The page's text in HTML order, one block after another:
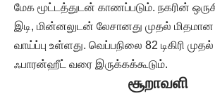
மேக மூட்டத்துடன் காணப்படும். நகரின்
இடி, மின்னலுடன் லேசானது முதல்
வாய்ப்பு உள்ளது. வெப்பநிலை 82 டிகிரி முதல்
ஃபாரன்ஹீட் வரை இருக்கக்கூடும்.
சூறாவளி